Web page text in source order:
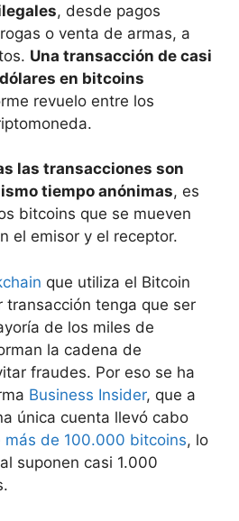
, desde pagos
o venta de armas, a
Una transacción de casi
en bitcoins
revuelo entre los
las transacciones son
tiempo anónimas, es
bitcoins que se mueven
el emisor y el receptor.
que utiliza el Bitcoin
transacción tenga que ser
de los miles de
la cadena de
fraudes. Por eso se ha
Business Insider, que a
única cuenta llevó cabo
más de 100.000 bitcoins, lo
suponen casi 1.000